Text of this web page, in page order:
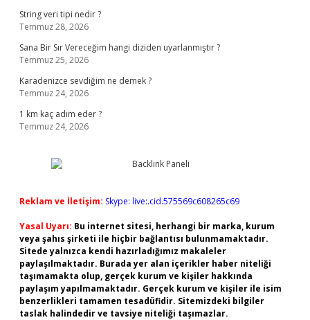
String veri tipi nedir ?
Temmuz 28, 2026
Sana Bir Sır Vereceğim hangi diziden uyarlanmıştır ?
Temmuz 25, 2026
Karadenizce sevdiğim ne demek ?
Temmuz 24, 2026
1 km kaç adım eder ?
Temmuz 24, 2026
Reklam ve İletişim: Skype: live:.cid.575569c608265c69
Yasal Uyarı: Bu internet sitesi, herhangi bir marka, kurum
veya şahıs şirketi ile hiçbir bağlantısı bulunmamaktadır.
Sitede yalnızca kendi hazırladığımız makaleler
paylaşılmaktadır. Burada yer alan içerikler haber niteliği
taşımamakta olup, gerçek kurum ve kişiler hakkında
paylaşım yapılmamaktadır. Gerçek kurum ve kişiler ile isim
benzerlikleri tamamen tesadüfidir. Sitemizdeki bilgiler
taslak halindedir ve tavsiye niteliği taşımazlar.